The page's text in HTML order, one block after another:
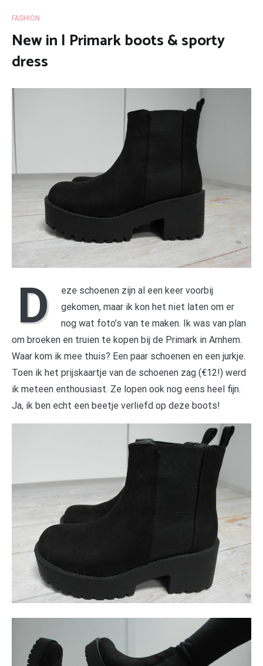
FASHION
New in | Primark boots & sporty
dress
D
eze schoenen zijn al een keer voorbij
gekomen, maar ik kon het niet laten om er
nog wat foto’s van te maken. Ik was van plan
om broeken en truien te kopen bij de Primark in Arnhem.
Waar kom ik mee thuis? Een paar schoenen en een jurkje.
Toen ik het prijskaartje van de schoenen zag (€12!) werd
ik meteen enthousiast. Ze lopen ook nog eens heel fijn.
Ja, ik ben echt een beetje verliefd op deze boots!